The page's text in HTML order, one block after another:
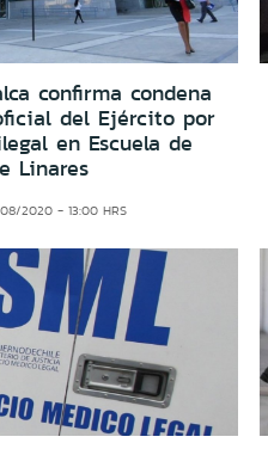
confirma condena
del Ejército por
en Escuela de
Linares
2020 - 13:00 HRS